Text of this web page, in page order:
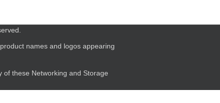
names and logos appearing
of these Networking and Storage